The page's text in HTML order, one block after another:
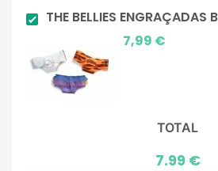
THE BELLIES ENGRAÇADAS
Preço
7,99 €
TOTAL
7.99 €